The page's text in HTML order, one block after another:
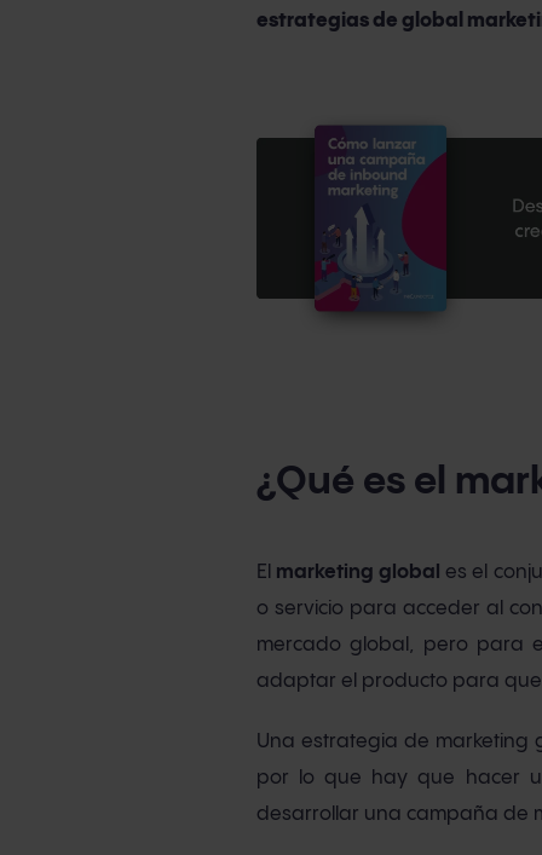
estrategias de global
¿Qué es el
El marketing global es el
o servicio para acceder al
mercado global, pero para
adaptar el producto para
Una estrategia de marketing
por lo que hay que hacer
desarrollar una campaña de